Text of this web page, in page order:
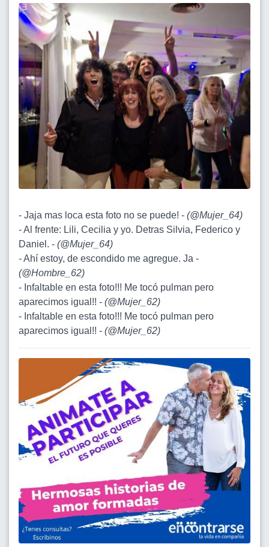
- Jaja mas loca esta foto no se puede! - (@Mujer_64)
- Al frente: Lili, Cecilia y yo. Detras Silvia, Federico y
Daniel. - (@Mujer_64)
- Ahí estoy, de escondido me agregue. Ja -
(@Hombre_62)
- Infaltable en esta foto!!! Me tocó pulman pero
aparecimos igual!! - (@Mujer_62)
- Infaltable en esta foto!!! Me tocó pulman pero
aparecimos igual!! - (@Mujer_62)